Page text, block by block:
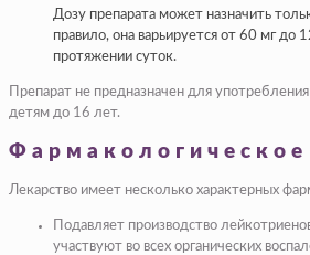
Дозу препарата может назначить
правило, она варьируется от 60 мг до
протяжении суток.
Препарат не предназначен для
детям до 16 лет.
Фармакологическое
Лекарство имеет несколько характерных
Подавляет производство
участвуют во всех органических